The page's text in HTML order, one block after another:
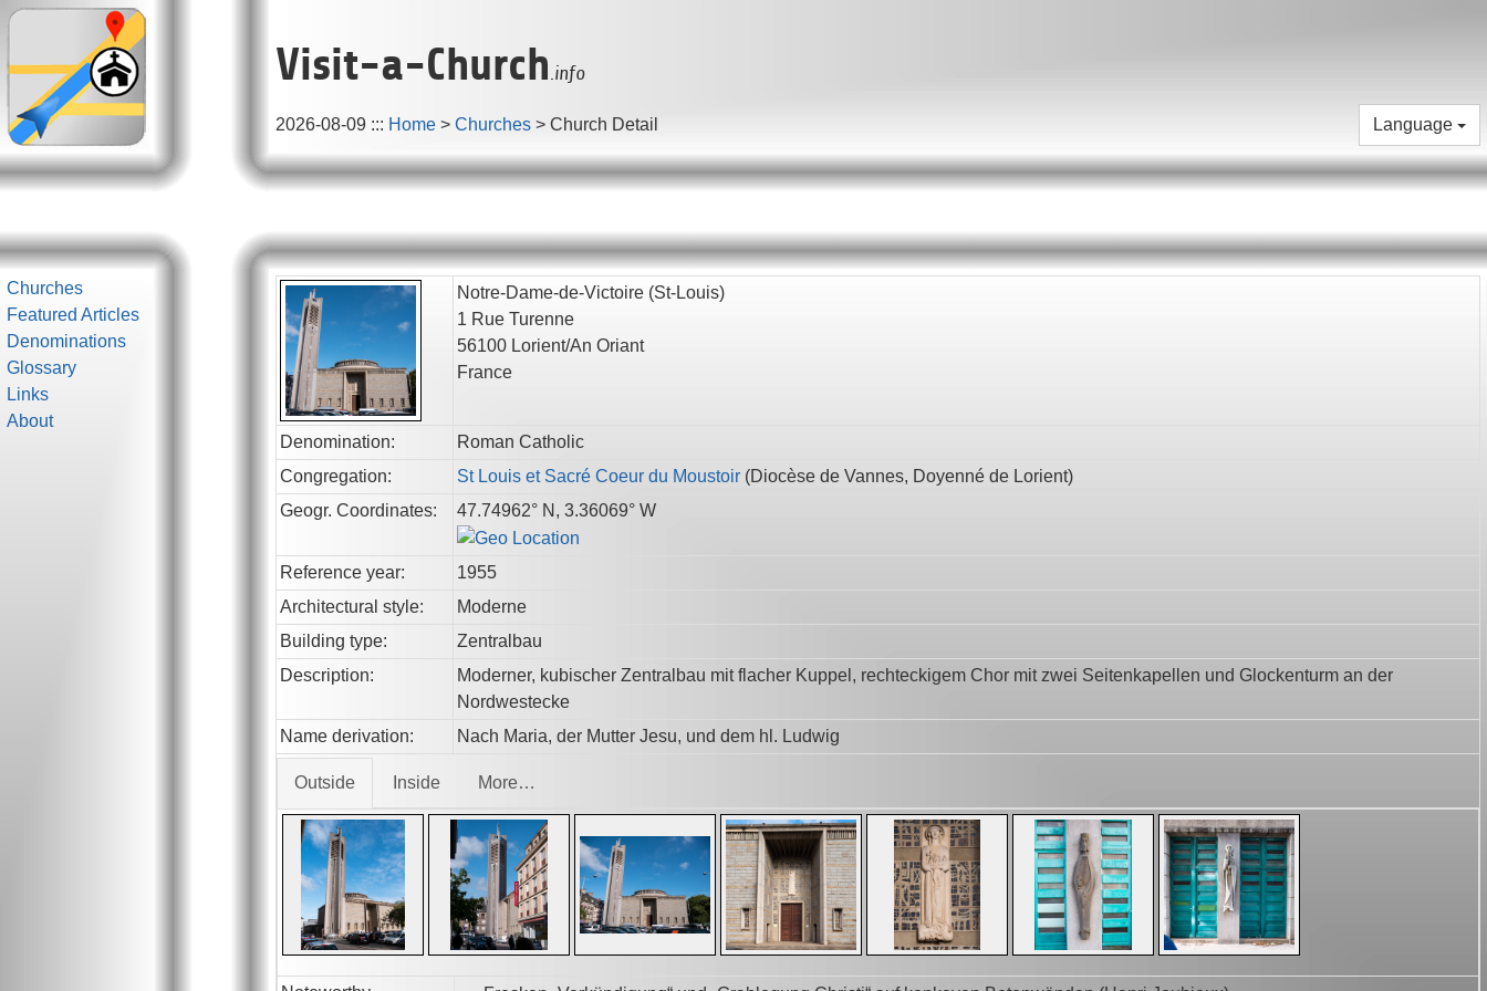
Visit-a-Church.info
2026-08-09 ::: Home > Churches > Church Detail Language
Churches
Featured Articles
Denominations
Glossary
Links
About
Notre-Dame-de-Victoire (St-Louis)
1 Rue Turenne
56100 Lorient/An Oriant
France
Denomination:
Roman Catholic
Congregation:
St Louis et Sacré Coeur du Moustoir (Diocèse de Vannes, Doyenné de Lorient)
Geogr. Coordinates:
47.74962° N, 3.36069° W
Reference year:
1955
Architectural style:
Moderne
Building type:
Zentralbau
Description:
Moderner, kubischer Zentralbau mit flacher Kuppel, rechteckigem Chor mit zwei Seitenkapellen und Glockenturm an der
Nordwestecke
Name derivation:
Nach Maria, der Mutter Jesu, und dem hl. Ludwig
Outside Inside More…